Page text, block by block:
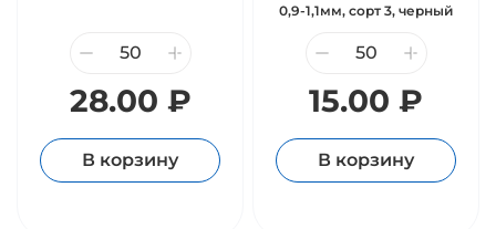
28.00 ₽
В корзину
0,9-1,1мм, сорт 3, черный
15.00 ₽
В корзину